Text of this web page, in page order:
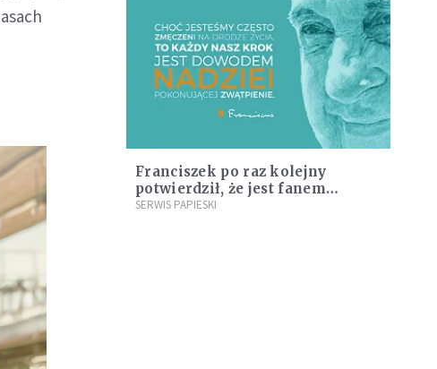
Franciszek po raz kolejny
potwierdził, że jest fanem
Tolkiena
SERWIS PAPIESKI